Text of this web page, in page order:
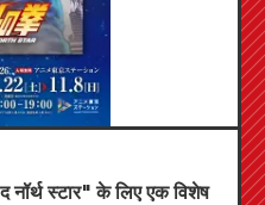
स्टार" के लिए एक विशेष